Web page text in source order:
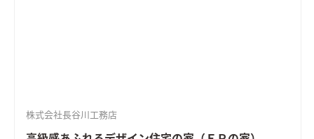
株式会社長谷川工務店